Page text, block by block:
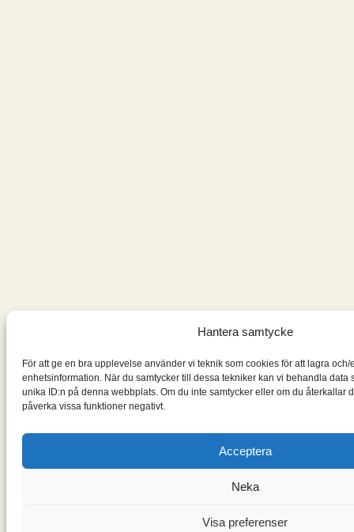
Hantera samtycke
För att ge en bra upplevelse använder vi teknik som cookies för att lagra och/
enhetsinformation. När du samtycker till dessa tekniker kan vi behandla data
unika ID:n på denna webbplats. Om du inte samtycker eller om du återkallar
påverka vissa funktioner negativt.
Acceptera
Neka
Visa preferenser